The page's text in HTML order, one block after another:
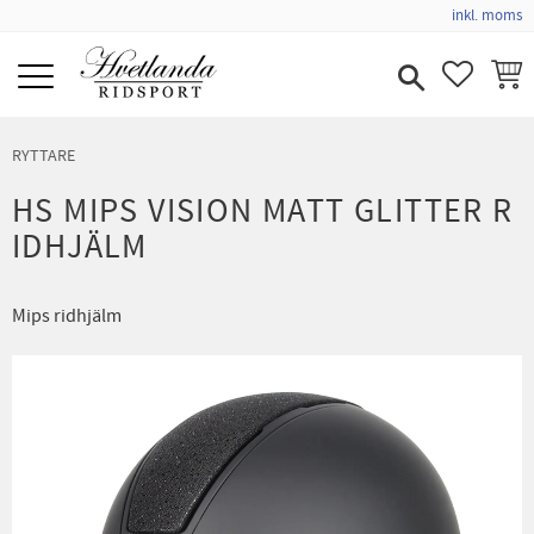
inkl. moms
RYTTARE
HS MIPS VISION MATT GLITTER R
IDHJÄLM
Mips ridhjälm